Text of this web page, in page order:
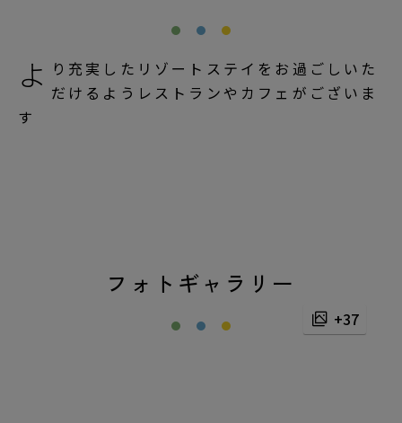
よ り充実したリゾートステイをお過ごしいた
だけるようレストランやカフェがございま
すリゾートマップ
フォトギャラリー
+37